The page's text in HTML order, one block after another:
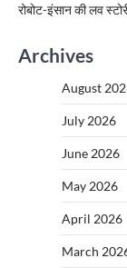
रोबोट-इंसान की लव
Archives
August
July 2026
June 2026
May 2026
April 2026
March